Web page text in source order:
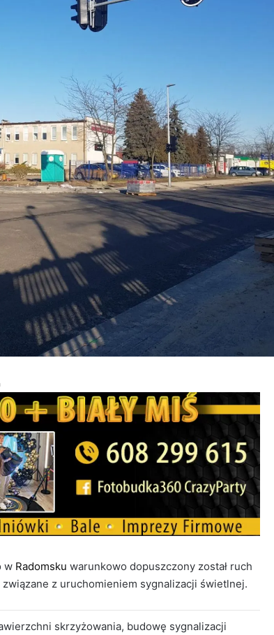
w Radomsku warunkowo dopuszczony został ruch
z uruchomieniem sygnalizacji świetlnej.
skrzyżowania, budowę sygnalizacji